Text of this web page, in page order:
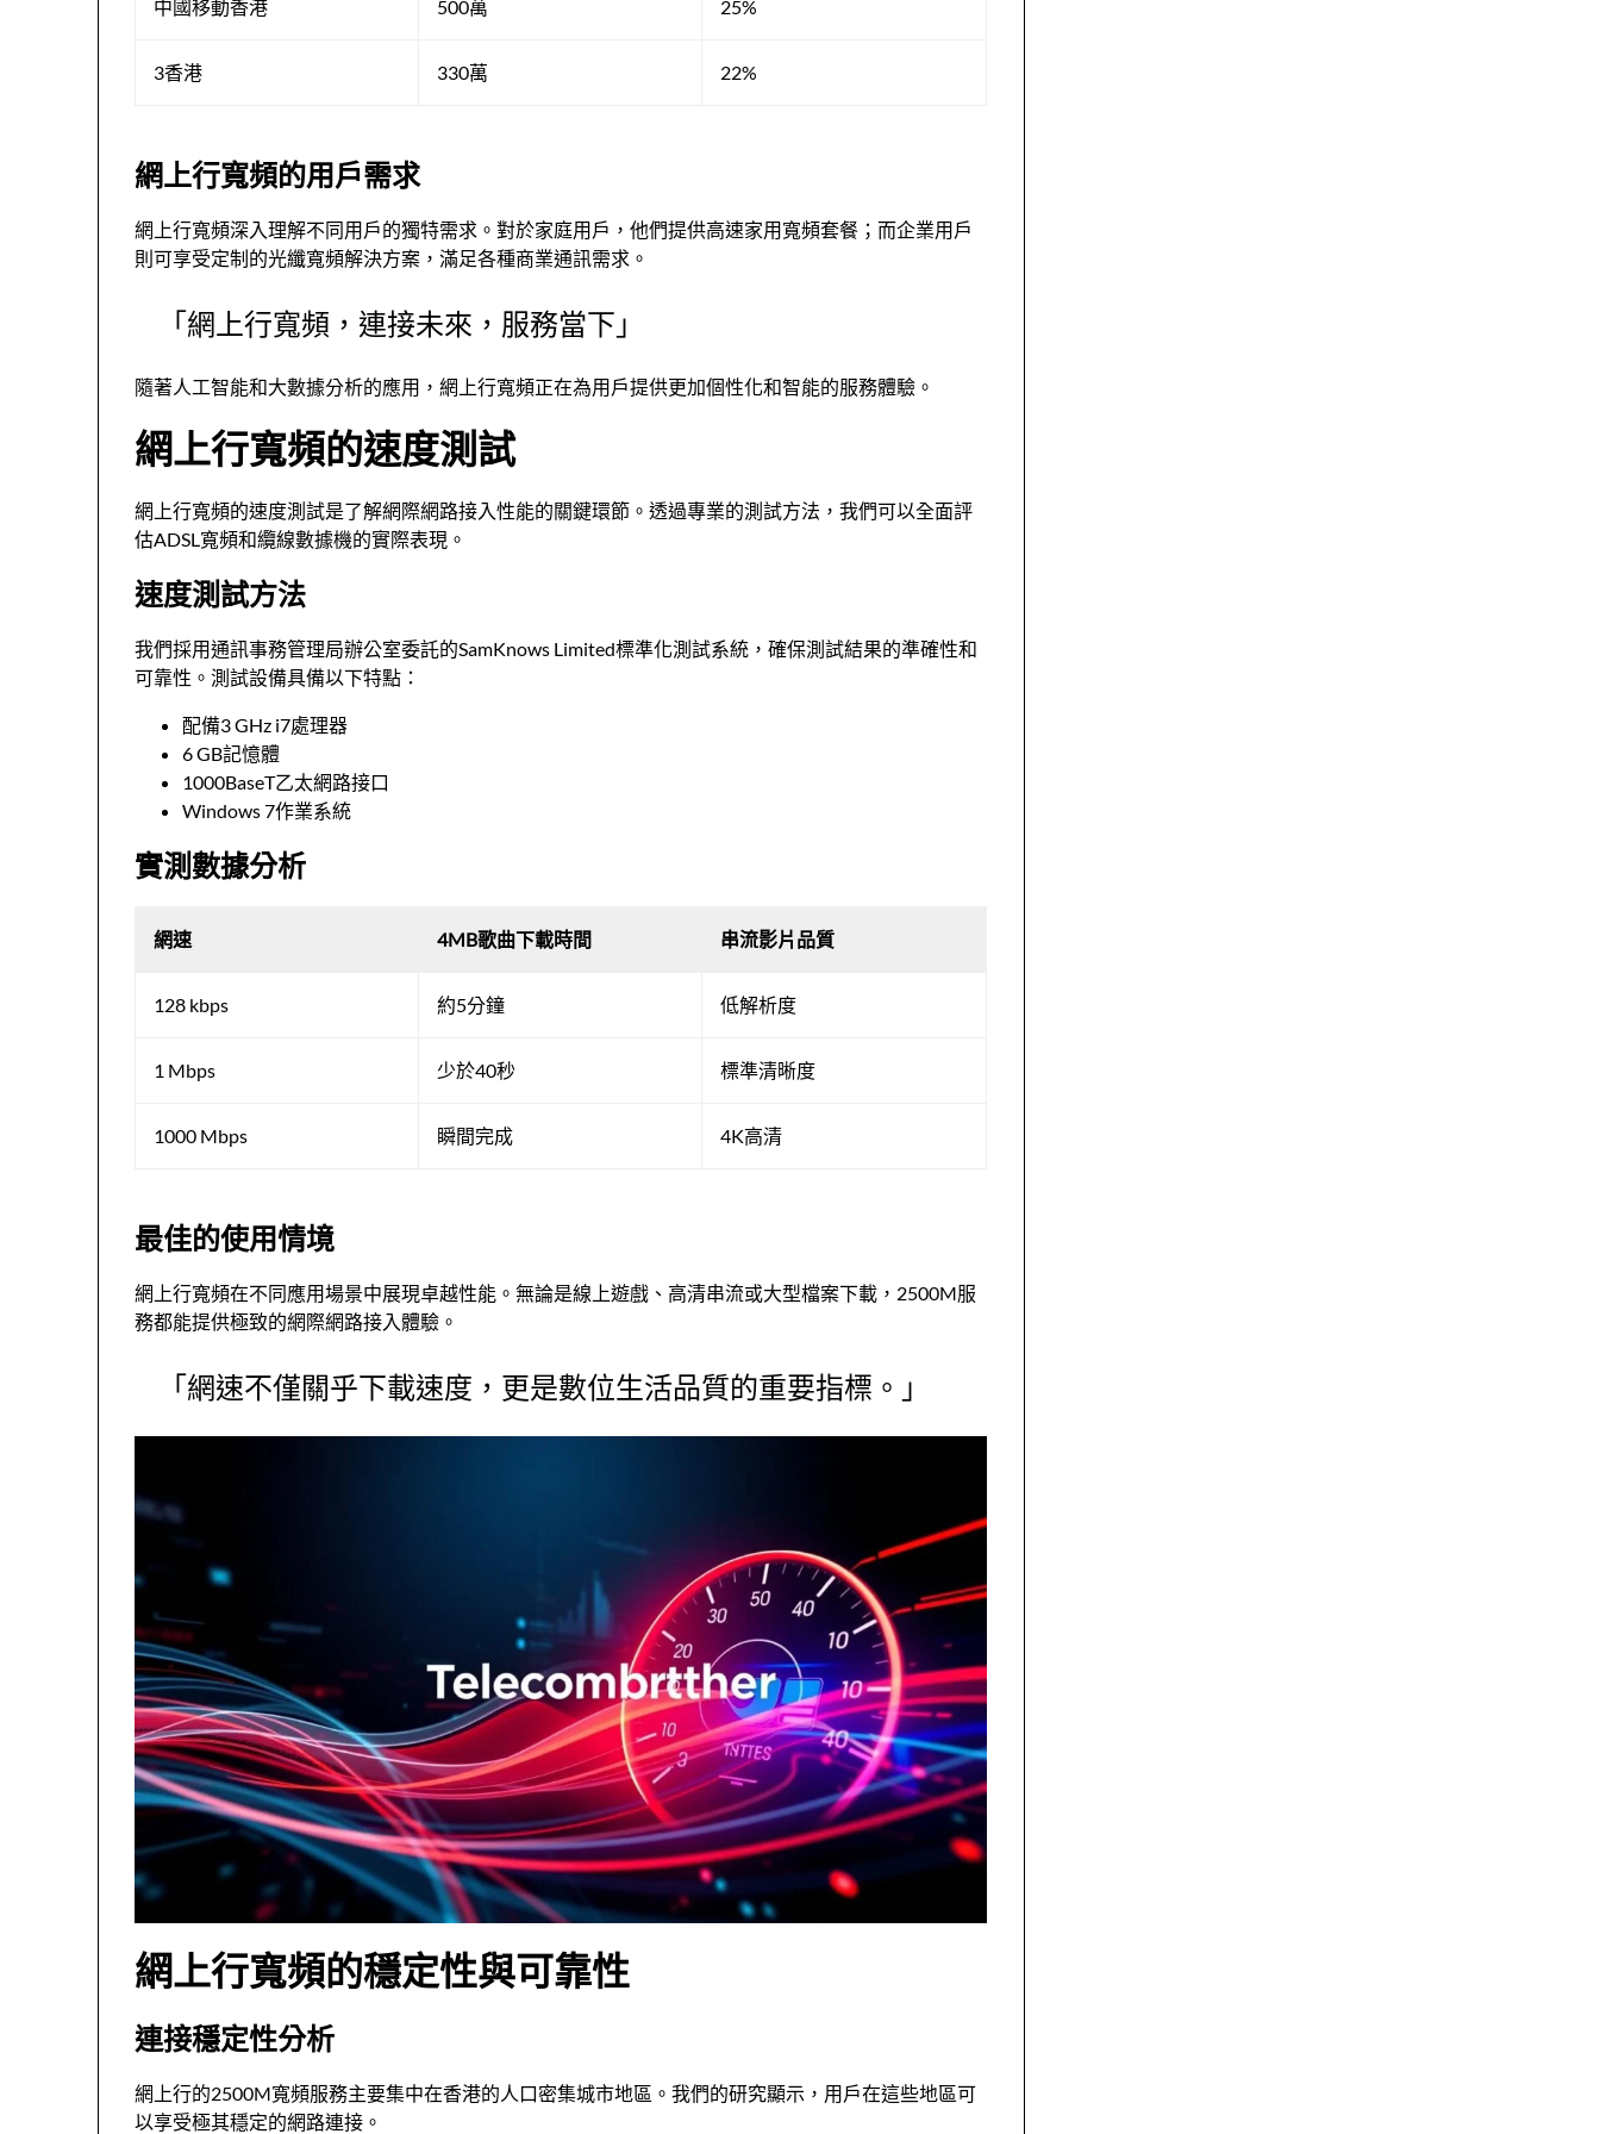
中國移動香港 500萬 25%
3香港 330萬 22%
網上行寬頻的用戶需求
網上行寬頻深入理解不同用戶的獨特需求。對於家庭用戶，他們提供高速家用寬頻套餐；而企業用戶
則可享受定制的光纖寬頻解決方案，滿足各種商業通訊需求。
「網上行寬頻，連接未來，服務當下」
隨著人工智能和大數據分析的應用，網上行寬頻正在為用戶提供更加個性化和智能的服務體驗。
網上行寬頻的速度測試
網上行寬頻的速度測試是了解網際網路接入性能的關鍵環節。透過專業的測試方法，我們可以全面評
估ADSL寬頻和纜線數據機的實際表現。
速度測試方法
我們採用通訊事務管理局辦公室委託的SamKnows Limited標準化測試系統，確保測試結果的準確性和
可靠性。測試設備具備以下特點：
配備3 GHz i7處理器
6 GB記憶體
1000BaseT乙太網路接口
Windows 7作業系統
實測數據分析
網速 4MB歌曲下載時間 串流影片品質
128 kbps 約5分鐘 低解析度
1 Mbps 少於40秒 標準清晰度
1000 Mbps 瞬間完成 4K高清
最佳的使用情境
網上行寬頻在不同應用場景中展現卓越性能。無論是線上遊戲、高清串流或大型檔案下載，2500M服
務都能提供極致的網際網路接入體驗。
「網速不僅關乎下載速度，更是數位生活品質的重要指標。」
網上行寬頻的穩定性與可靠性
連接穩定性分析
網上行的2500M寬頻服務主要集中在香港的人口密集城市地區。我們的研究顯示，用戶在這些地區可
以享受極其穩定的網路連接。